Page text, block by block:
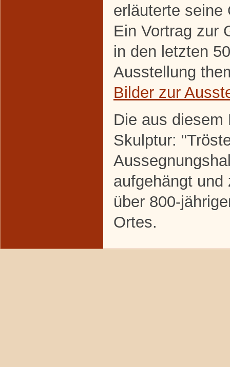
erläuterte seine
Ein Vortrag zur
in den letzten
Ausstellung
Bilder zur
Die aus diesem
Skulptur:
aufgehängt
über 800-
Ortes.